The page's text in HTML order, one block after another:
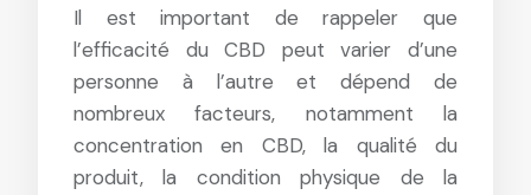
Il est important de rappeler que
l’efficacité du CBD peut varier d’une
personne à l’autre et dépend de
nombreux facteurs, notamment la
concentration en CBD, la qualité du
produit, la condition physique de la